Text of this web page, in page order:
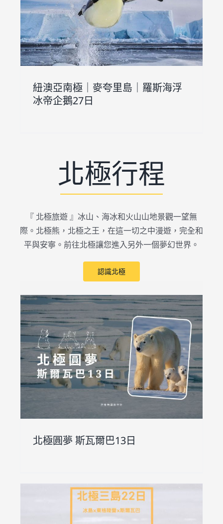
紐澳亞南極｜麥夸里島｜羅斯海浮
冰帝企鵝27日
北極行程
『 北極旅遊 』冰山、海冰和火山山地景觀一望無
際。北極熊，北極之王，在這一切之中漫遊，完全和
平與安寧。前往北極讓您進入另外一個夢幻世界。
認識北極
北極圓夢 斯瓦爾巴13日